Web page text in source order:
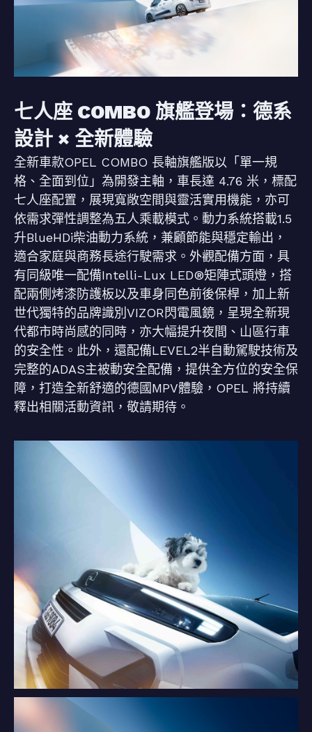
七人座 COMBO 旗艦登場：德系
設計 × 全新體驗
全新車款OPEL COMBO 長軸旗艦版以「單一規
格、全面到位」為開發主軸，車長達 4.76 米，標配
七人座配置，展現寬敞空間與靈活實用機能，亦可
依需求彈性調整為五人乘載模式。動力系統搭載1.5
升BlueHDi柴油動力系統，兼顧節能與穩定輸出，
適合家庭與商務長途行駛需求。外觀配備方面，具
有同級唯一配備Intelli-Lux LED®矩陣式頭燈，搭
配兩側烤漆防護板以及車身同色前後保桿，加上新
世代獨特的品牌識別VIZOR閃電風鏡，呈現全新現
代都市時尚感的同時，亦大幅提升夜間、山區行車
的安全性。此外，還配備LEVEL2半自動駕駛技術及
完整的ADAS主被動安全配備，提供全方位的安全保
障，打造全新舒適的德國MPV體驗，OPEL 將持續
釋出相關活動資訊，敬請期待。